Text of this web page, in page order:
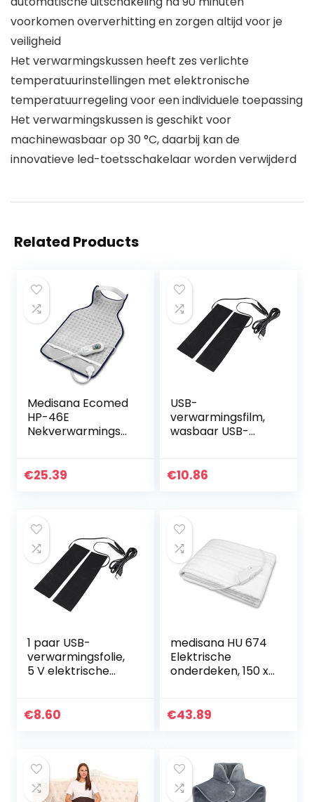
voorkomen oververhitting en zorgen altijd voor je
veiligheid
Het verwarmingskussen heeft zes verlichte
temperatuurinstellingen met elektronische
temperatuurregeling voor een individuele toepassing
Het verwarmingskussen is geschikt voor
machinewasbaar op 30 °C, daarbij kan de
innovatieve led-toetsschakelaar worden verwijderd
Related Products
Medisana Ecomed
HP-46E
Nekverwarmingsk
ssen, 3
veiliging…
€25.39
USB-
verwarmingsfilm,
wasbaar USB-
€10.86
1 paar USB-
verwarmingsfolie,
5 V elektrische
voor het
€8.60
medisana HU 674
Elektrische
onderdeken, 150 x
uitschakeling,
€43.89